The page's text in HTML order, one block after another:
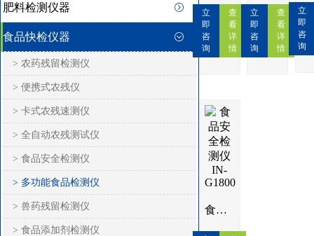
肥料检测仪器
食品快检仪器
> 农药残留检测仪
> 便携式农残仪
> 卡式农残速测仪
> 全自动农残测试仪
> 食品安全检测仪
> 多功能食品检测仪
> 兽药残留检测仪
> 食品添加剂检测仪
立
即
咨
询
查
看
详
情
立
即
咨
询
查
看
详
情
立
即
咨
询
食品安全检测仪IN-G1800